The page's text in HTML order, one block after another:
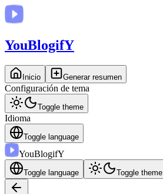
YouBlogifY
Inicio Generar resumen
Configuración de tema
Toggle theme
Idioma
Toggle language
YouBlogifY
Toggle language Toggle theme